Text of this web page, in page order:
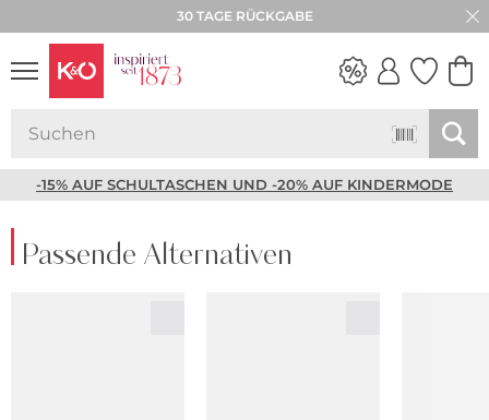
30 TAGE RÜCKGABE
-15% AUF SCHULTASCHEN UND -20% AUF KINDERMODE
Passende Alternativen